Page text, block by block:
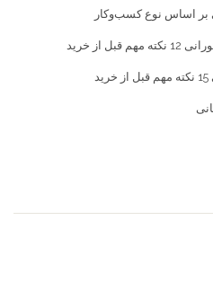
بر اساس نوع کسب‌و‌کار
از خرید